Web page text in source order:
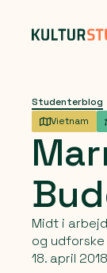
Studenterblog
Vietnam
Midt i
og
18. april 2018